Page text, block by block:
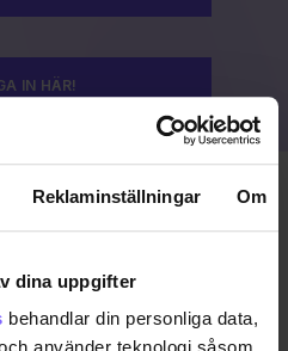
Reklaminställningar Om
dina uppgifter
behandlar din personliga data,
IN HÄR!